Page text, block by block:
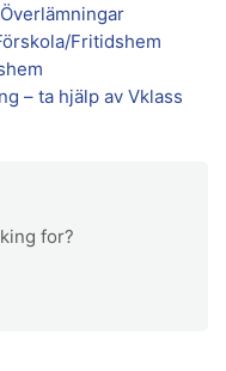
Fritidshem
– ta hjälp av Vklass
for?